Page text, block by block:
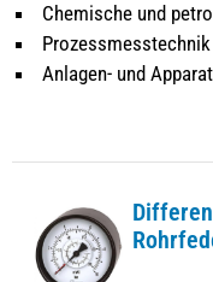
Chemische und
Prozessmesstechnik
Anlagen- und